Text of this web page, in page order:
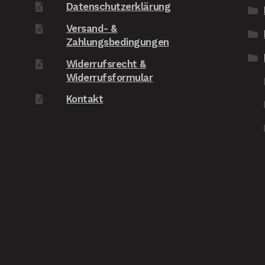
Datenschutzerklärung
Versand- &
Zahlungsbedingungen
Widerrufsrecht &
Widerrufsformular
Kontakt